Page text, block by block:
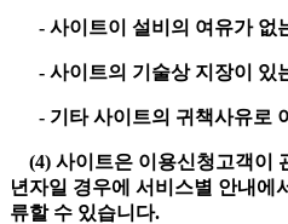
- 사이트이 설비의 여유가 없
- 사이트의 기술상 지장이 있
- 기타 사이트의 귀책사유로
(4) 사이트은 이용신청고객이
년자일 경우에 서비스별 안내에
류할 수 있습니다.